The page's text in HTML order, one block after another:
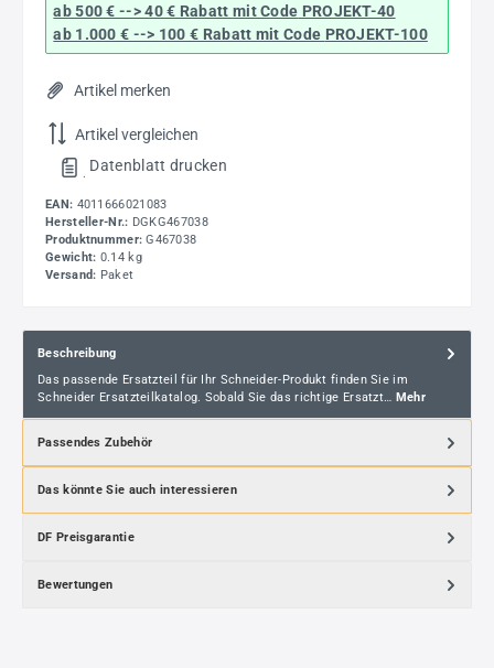
ab 500 € --> 40 € Rabatt mit Code PROJEKT-40
ab 1.000 € --> 100 € Rabatt mit Code PROJEKT-100
Artikel merken
Artikel vergleichen
Datenblatt drucken
EAN: 4011666021083
Hersteller-Nr.: DGKG467038
Produktnummer: G467038
Gewicht: 0.14 kg
Versand: Paket
Beschreibung
Das passende Ersatzteil für Ihr Schneider-Produkt finden Sie im
Schneider Ersatzteilkatalog. Sobald Sie das richtige Ersatzt… Mehr
Passendes Zubehör
Das könnte Sie auch interessieren
DF Preisgarantie
Bewertungen